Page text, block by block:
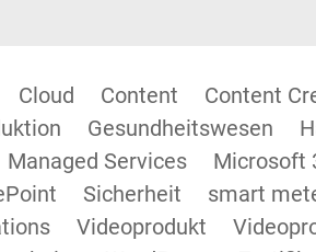
Cloud Content
Content
Gesundheitswesen
Managed Services
Microsoft
Sicherheit
smart
Videoprodukt